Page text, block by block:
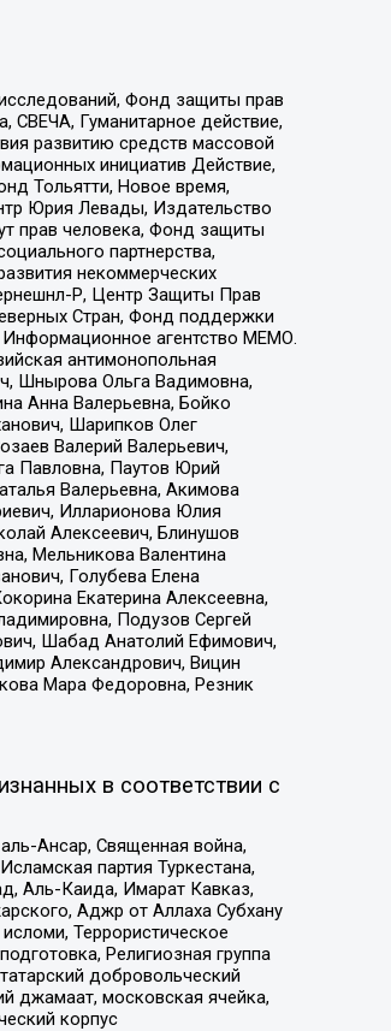
Фонд защиты прав
Гуманитарное действие,
развитию средств массовой
инициатив Действие,
Тольятти, Новое время,
Юрия Левады, Издательство
прав человека, Фонд защиты
партнерства,
некоммерческих
Р, Центр Защиты Прав
Стран, Фонд поддержки
агентство МЕМО.
антимонопольная
Шнырова Ольга Вадимовна,
Анна Валерьевна, Бойко
Шарипков Олег
Валерий Валерьевич,
Павловна, Паутов Юрий
Валерьевна, Акимова
Илларионова Юлия
Алексеевич, Блинушов
Мельникова Валентина
Голубева Елена
Екатерина Алексеевна,
Подузов Сергей
Шабад Анатолий Ефимович,
Александрович, Вицин
Мара Федоровна, Резник
в соответствии с
Ансар, Священная война,
партия Туркестана,
Аль-Каида, Имарат Кавказ,
Аджр от Аллаха Субхану
Террористическое
Религиозная группа
добровольческий
джамаат, московская ячейка,
корпус